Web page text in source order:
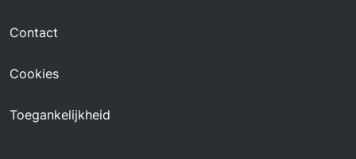
Contact
Cookies
Toegankelijkheid